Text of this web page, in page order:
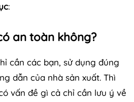
:
an toàn không?
cần các bạn, sử dụng đúng
dẫn của nhà sản xuất. Thì
vấn đề gì cả chỉ cần lưu ý về